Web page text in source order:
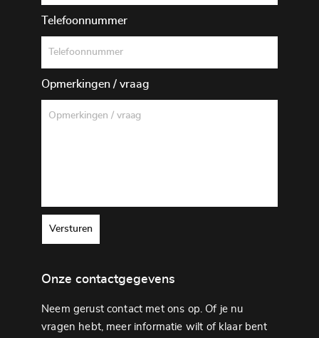
Telefoonnummer
Opmerkingen / vraag
Versturen
Onze contactgegevens
Neem gerust contact met ons op. Of je nu
vragen hebt, meer informatie wilt of klaar bent